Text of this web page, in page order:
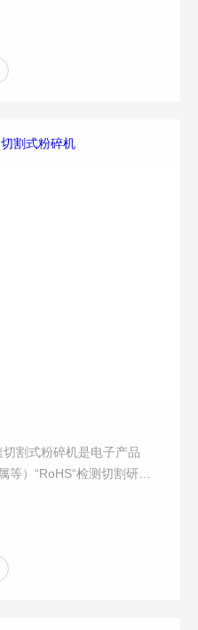
割式粉碎机是电子产品
等）“RoHS“检测切割研磨
对带有不同几何形状切割边
不同的切割角度，从而实现
行研磨。